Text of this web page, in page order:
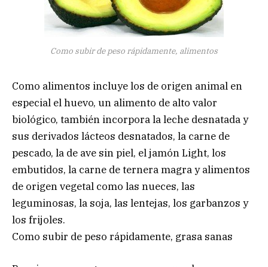
Como subir de peso rápidamente, alimentos
Como alimentos incluye los de origen animal en
especial el huevo, un alimento de alto valor
biológico, también incorpora la leche desnatada y
sus derivados lácteos desnatados, la carne de
pescado, la de ave sin piel, el jamón Light, los
embutidos, la carne de ternera magra y alimentos
de origen vegetal como las nueces, las
leguminosas, la soja, las lentejas, los garbanzos y
los frijoles.
Como subir de peso rápidamente, grasa sanas